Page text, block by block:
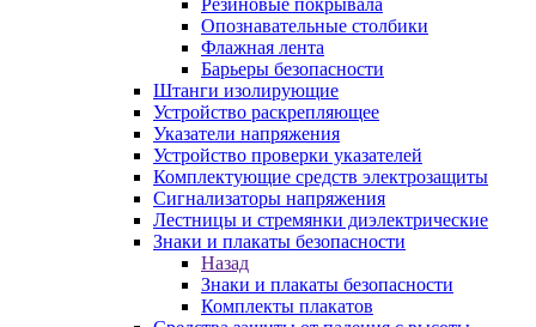
Резиновые покрывала
Опознавательные столбики
Флажная лента
Барьеры безопасности
Штанги изолирующие
Устройство раскрепляющее
Указатели напряжения
Устройство проверки указателей
Комплектующие средств электрозащиты
Сигнализаторы напряжения
Лестницы и стремянки диэлектрические
Знаки и плакаты безопасности
Назад
Знаки и плакаты безопасности
Комплекты плакатов